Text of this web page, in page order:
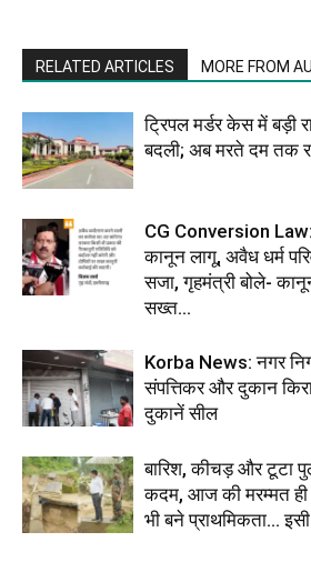
RELATED ARTICLES MORE FROM
ट्रिपल मर्डर केस में बड़ी
बदली; अब मरते दम तक
CG Conversion Law:
कानून लागू, अवैध धर्म
सजा, गृहमंत्री बोले-
सख्त...
Korba News: नगर
संपत्तिकर और दुकान
दुकानें सील
बारिश, कीचड़ और टूटा
कदम, आज की मरम्मत ही
भी बने प्राथमिकता…